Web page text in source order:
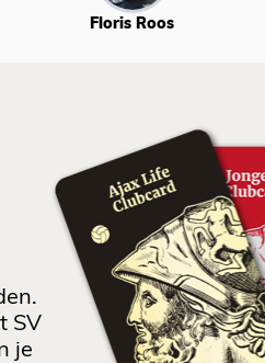
Floris Roos
SV
je